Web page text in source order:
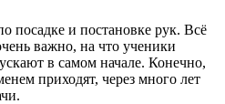
посадке и постановке рук. Всё
важно, на что ученики
в самом начале. Конечно,
приходят, через много лет